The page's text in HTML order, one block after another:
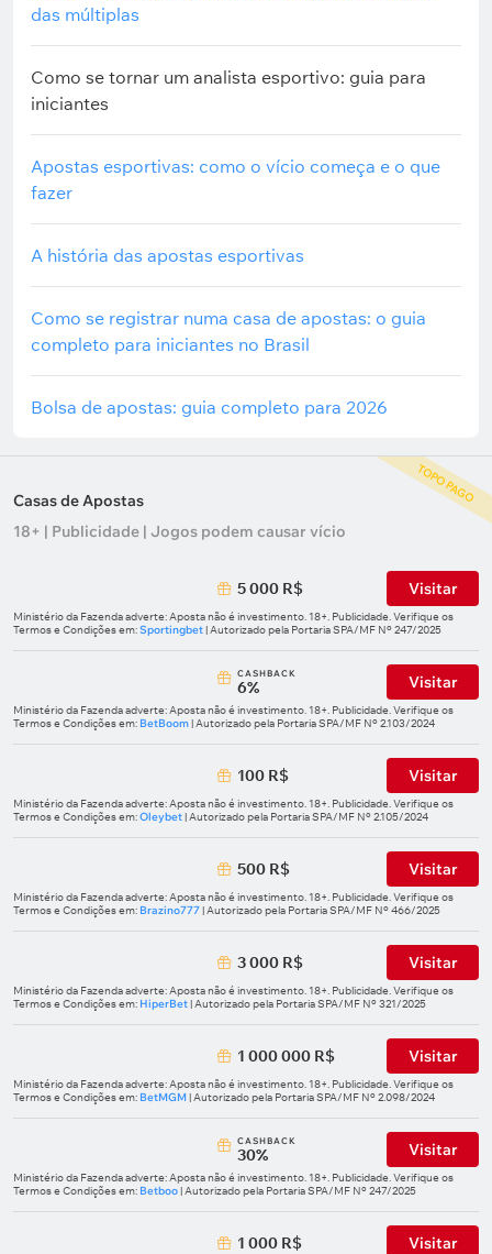
das múltiplas
Como se tornar um analista esportivo: guia para
iniciantes
Apostas esportivas: como o vício começa e o que
fazer
A história das apostas esportivas
Como se registrar numa casa de apostas: o guia
completo para iniciantes no Brasil
Bolsa de apostas: guia completo para 2026
TOPO PAGO
Casas de Apostas
18+ | Publicidade | Jogos podem causar vício
5 000 R$ Visitar
Ministério da Fazenda adverte: Aposta não é investimento. 18+. Publicidade. Verifique os
Termos e Condições em:Sportingbet| Autorizado pela Portaria SPA/MF Nº 247/2025
СASHBACK
6% Visitar
Ministério da Fazenda adverte: Aposta não é investimento. 18+. Publicidade. Verifique os
Termos e Condições em: BetBoom| Autorizado pela Portaria SPA/MF Nº 2.103/2024
100 R$ Visitar
Ministério da Fazenda adverte: Aposta não é investimento. 18+. Publicidade. Verifique os
Termos e Condições em:Oleybet| Autorizado pela Portaria SPA/MF Nº 2.105/2024
500 R$ Visitar
Ministério da Fazenda adverte: Aposta não é investimento. 18+. Publicidade. Verifique os
Termos e Condições em: Brazino777| Autorizado pela Portaria SPA/MF Nº 466/2025
3 000 R$ Visitar
Ministério da Fazenda adverte: Aposta não é investimento. 18+. Publicidade. Verifique os
Termos e Condições em: HiperBet| Autorizado pela Portaria SPA/MF Nº 321/2025
1 000 000 R$ Visitar
Ministério da Fazenda adverte: Aposta não é investimento. 18+. Publicidade. Verifique os
Termos e Condições em: BetMGM| Autorizado pela Portaria SPA/MF Nº 2.098/2024
СASHBACK
30% Visitar
Ministério da Fazenda adverte: Aposta não é investimento. 18+. Publicidade. Verifique os
Termos e Condições em: Betboo| Autorizado pela Portaria SPA/MF Nº 247/2025
1 000 R$ Visitar